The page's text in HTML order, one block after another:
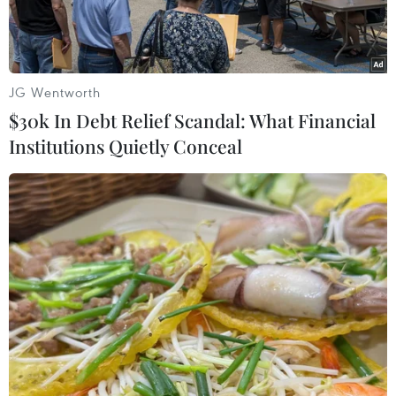
xuyên.
Khói lửa bốc lên từ đám cháy rừng tại Victoria, Australia. (Ảnh:
THX/TTXVN)
Các vụ cháy rừng ở Australia là dấu hiệu báo
trước về nguy cơ xảy ra thường xuyên các vụ
JG Wentworth
$30k In Debt Relief Scandal: What Financial
Institutions Quietly Conceal